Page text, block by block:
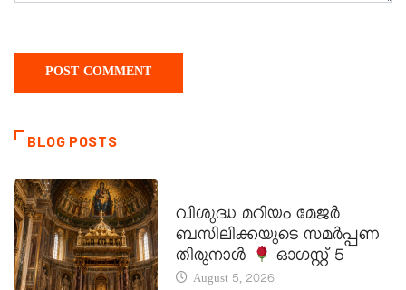
BLOG POSTS
വിശുദ്ധ മറിയം മേജർ
ബസിലിക്കയുടെ സമർപ്പണ
തിരുനാൾ
ഓഗസ്റ്റ് 5 –
August 5, 2026